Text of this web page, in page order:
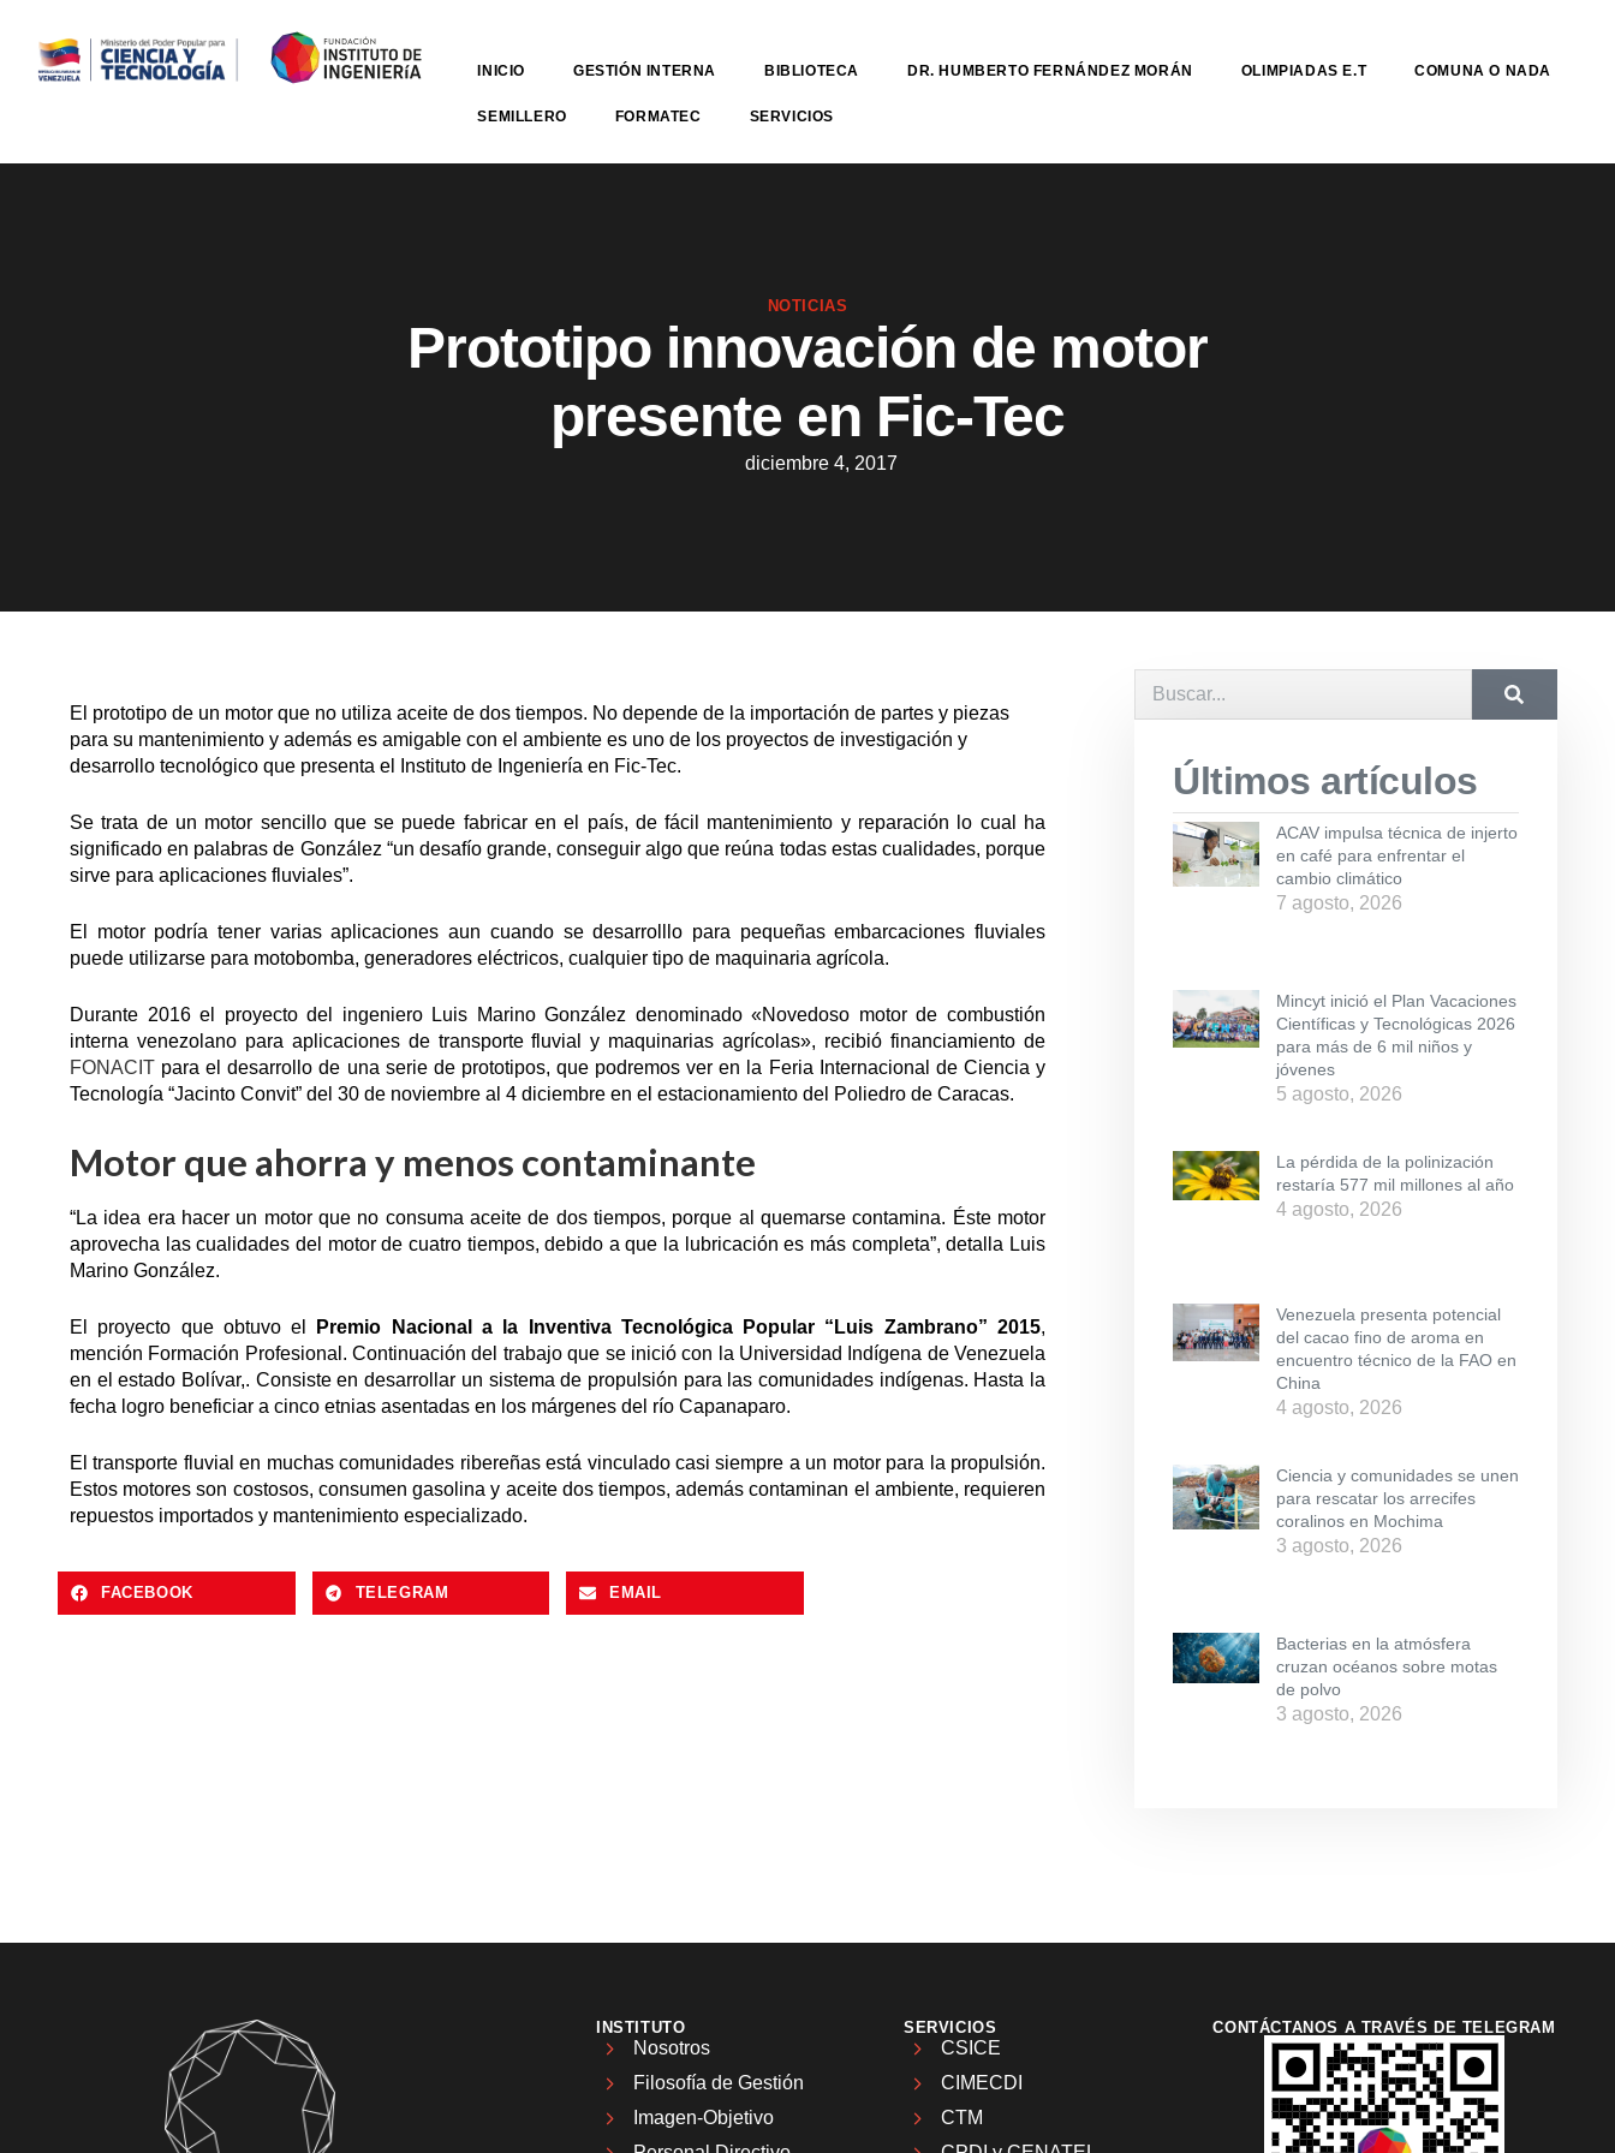
INICIO GESTIÓN INTERNA BIBLIOTECA DR. HUMBERTO FERNÁNDEZ MORÁN OLIMPIADAS E.T COMUNA O NADA
SEMILLERO FORMATEC SERVICIOS
NOTICIAS
Prototipo innovación de motor
presente en Fic-Tec
diciembre 4, 2017
El prototipo de un motor que no utiliza aceite de dos tiempos. No depende de la importación de partes y piezas
para su mantenimiento y además es amigable con el ambiente es uno de los proyectos de investigación y
desarrollo tecnológico que presenta el Instituto de Ingeniería en Fic-Tec.
Se trata de un motor sencillo que se puede fabricar en el país, de fácil mantenimiento y reparación lo cual ha
significado en palabras de González “un desafío grande, conseguir algo que reúna todas estas cualidades, porque
sirve para aplicaciones fluviales”.
El motor podría tener varias aplicaciones aun cuando se desarrolllo para pequeñas embarcaciones fluviales
puede utilizarse para motobomba, generadores eléctricos, cualquier tipo de maquinaria agrícola.
Durante 2016 el proyecto del ingeniero Luis Marino González denominado «Novedoso motor de combustión
interna venezolano para aplicaciones de transporte fluvial y maquinarias agrícolas», recibió financiamiento de
FONACIT para el desarrollo de una serie de prototipos, que podremos ver en la Feria Internacional de Ciencia y
Tecnología “Jacinto Convit” del 30 de noviembre al 4 diciembre en el estacionamiento del Poliedro de Caracas.
Motor que ahorra y menos contaminante
“La idea era hacer un motor que no consuma aceite de dos tiempos, porque al quemarse contamina. Éste motor
aprovecha las cualidades del motor de cuatro tiempos, debido a que la lubricación es más completa”, detalla Luis
Marino González.
El proyecto que obtuvo el Premio Nacional a la Inventiva Tecnológica Popular “Luis Zambrano” 2015,
mención Formación Profesional. Continuación del trabajo que se inició con la Universidad Indígena de Venezuela
en el estado Bolívar,. Consiste en desarrollar un sistema de propulsión para las comunidades indígenas. Hasta la
fecha logro beneficiar a cinco etnias asentadas en los márgenes del río Capanaparo.
El transporte fluvial en muchas comunidades ribereñas está vinculado casi siempre a un motor para la propulsión.
Estos motores son costosos, consumen gasolina y aceite dos tiempos, además contaminan el ambiente, requieren
repuestos importados y mantenimiento especializado.
FACEBOOK TELEGRAM EMAIL
Últimos artículos
ACAV impulsa técnica de injerto
en café para enfrentar el
cambio climático
7 agosto, 2026
Mincyt inició el Plan Vacaciones
Científicas y Tecnológicas 2026
para más de 6 mil niños y
jóvenes
5 agosto, 2026
La pérdida de la polinización
restaría 577 mil millones al año
4 agosto, 2026
Venezuela presenta potencial
del cacao fino de aroma en
encuentro técnico de la FAO en
China
4 agosto, 2026
Ciencia y comunidades se unen
para rescatar los arrecifes
coralinos en Mochima
3 agosto, 2026
Bacterias en la atmósfera
cruzan océanos sobre motas
de polvo
3 agosto, 2026
INSTITUTO
Nosotros
Filosofía de Gestión
Imagen-Objetivo
SERVICIOS
CSICE
CIMECDI
CTM
CONTÁCTANOS A TRAVÉS DE TELEGRAM